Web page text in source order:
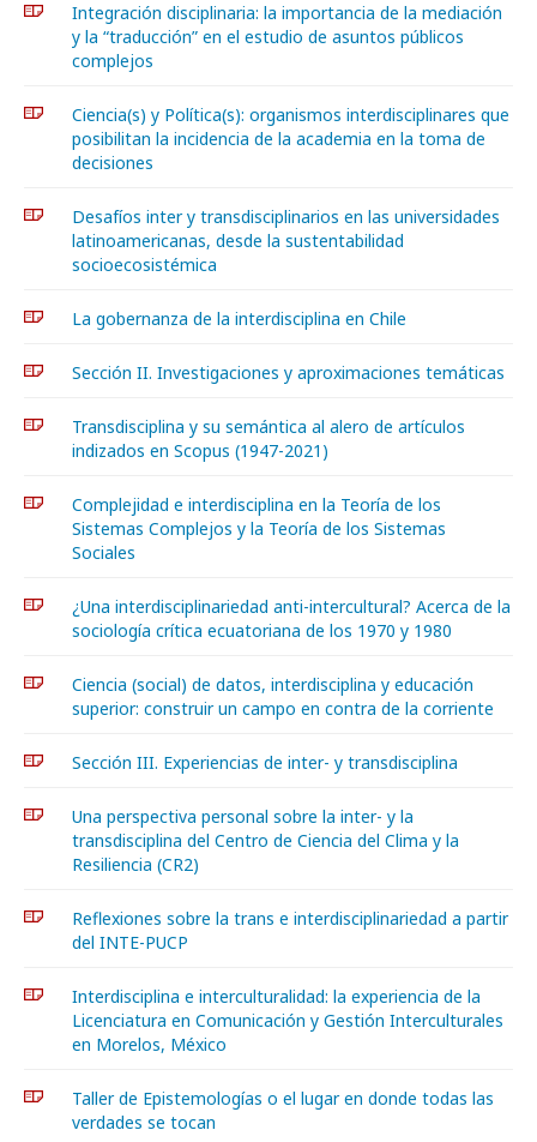
Integración disciplinaria: la importancia de la mediación
y la “traducción” en el estudio de asuntos públicos
complejos
Ciencia(s) y Política(s): organismos interdisciplinares que
posibilitan la incidencia de la academia en la toma de
decisiones
Desafíos inter y transdisciplinarios en las universidades
latinoamericanas, desde la sustentabilidad
socioecosistémica
La gobernanza de la interdisciplina en Chile
Sección II. Investigaciones y aproximaciones temáticas
Transdisciplina y su semántica al alero de artículos
indizados en Scopus (1947-2021)
Complejidad e interdisciplina en la Teoría de los
Sistemas Complejos y la Teoría de los Sistemas
Sociales
¿Una interdisciplinariedad anti-intercultural? Acerca de la
sociología crítica ecuatoriana de los 1970 y 1980
Ciencia (social) de datos, interdisciplina y educación
superior: construir un campo en contra de la corriente
Sección III. Experiencias de inter- y transdisciplina
Una perspectiva personal sobre la inter- y la
transdisciplina del Centro de Ciencia del Clima y la
Resiliencia (CR2)
Reflexiones sobre la trans e interdisciplinariedad a partir
del INTE-PUCP
Interdisciplina e interculturalidad: la experiencia de la
Licenciatura en Comunicación y Gestión Interculturales
en Morelos, México
Taller de Epistemologías o el lugar en donde todas las
verdades se tocan